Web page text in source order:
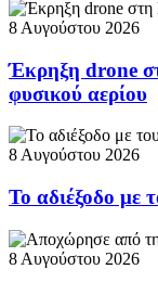
8 Αυγούστου 2026
Έκρηξη drone
φυσικού αερίου
8 Αυγούστου 2026
Το αδιέξοδο με
8 Αυγούστου 2026